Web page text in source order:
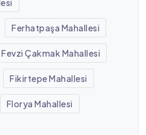
Ferhatpaşa Mahallesi
Fevzi Çakmak Mahallesi
Fikirtepe Mahallesi
Florya Mahallesi